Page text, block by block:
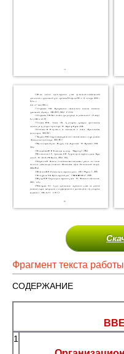
Фрагмент текста работы
СОДЕРЖАНИЕ
1